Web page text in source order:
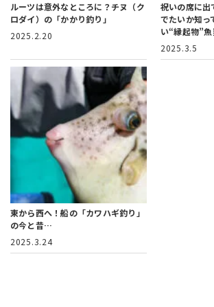
ルーツは意外なところに？ チヌ（ク
ロダイ）の「かかり釣り」
2025.2.20
祝いの席に出
でたいか知っ
い“縁起物”
2025.3.5
東から西へ！船の「カワハギ釣り」
の今と昔…
2025.3.24